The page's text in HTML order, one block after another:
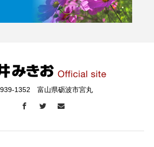
1352 富山県砺波市宮丸